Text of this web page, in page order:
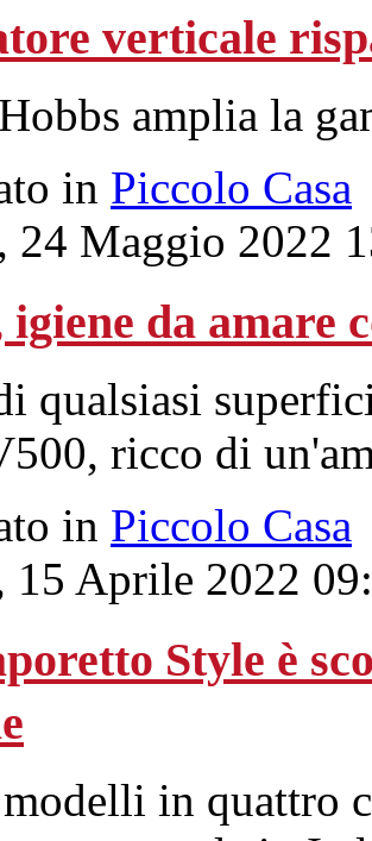
verticale
amplia la
in Piccolo Casa
24 Maggio 2022
da amare
qualsiasi
ricco di
in Piccolo Casa
15 Aprile 2022
Style è
in quattro